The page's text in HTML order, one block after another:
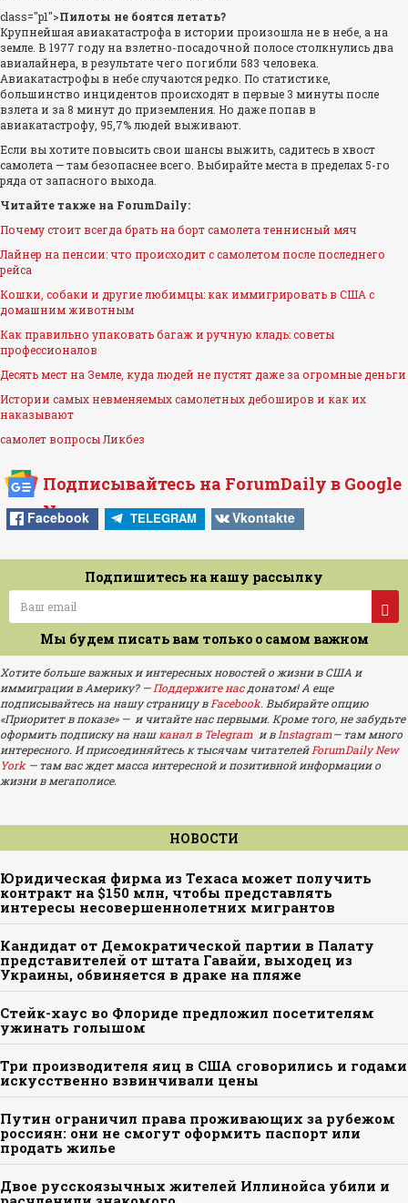
class="p1">Пилоты не боятся летать?
Крупнейшая авиакатастрофа в истории произошла не в небе, а на
земле. В 1977 году на взлетно-посадочной полосе столкнулись два
авиалайнера, в результате чего погибли 583 человека.
Авиакатастрофы в небе случаются редко. По статистике,
большинство инцидентов происходят в первые 3 минуты после
взлета и за 8 минут до приземления. Но даже попав в
авиакатастрофу, 95,7% людей выживают.
Если вы хотите повысить свои шансы выжить, садитесь в хвост
самолета — там безопаснее всего. Выбирайте места в пределах 5-го
ряда от запасного выхода.
Читайте также на ForumDaily:
Почему стоит всегда брать на борт самолета теннисный мяч
Лайнер на пенсии: что происходит с самолетом после последнего
рейса
Кошки, собаки и другие любимцы: как иммигрировать в США с
домашним животным
Как правильно упаковать багаж и ручную кладь: советы
профессионалов
Десять мест на Земле, куда людей не пустят даже за огромные деньги
Истории самых невменяемых самолетных дебоширов и как их
наказывают
самолетвопросы Ликбез
Подписывайтесь на ForumDaily в Google
News
Facebook TELEGRAM Vkontakte
Подпишитесь на нашу рассылку
Мы будем писать вам только о самом важном
Хотите больше важных и интересных новостей о жизни в США и
иммиграции в Америку? —Поддержите насдонатом! А еще
подписывайтесь на нашу страницу вFacebook. Выбирайте опцию
«Приоритет в показе» — и читайте нас первыми. Кроме того, не забудьте
оформить подписку на наш канал в Telegram и вInstagram— там много
интересного. И присоединяйтесь к тысячам читателейForumDaily New
York— там вас ждет масса интересной и позитивной информации о
жизни в мегаполисе.
НОВОСТИ
Юридическая фирма из Техаса может получить
контракт на $150 млн, чтобы представлять
интересы несовершеннолетних мигрантов
Кандидат от Демократической партии в Палату
представителей от штата Гавайи, выходец из
Украины, обвиняется в драке на пляже
Стейк-хаус во Флориде предложил посетителям
ужинать голышом
Три производителя яиц в США сговорились и годами
искусственно взвинчивали цены
Путин ограничил права проживающих за рубежом
россиян: они не смогут оформить паспорт или
продать жилье
Двое русскоязычных жителей Иллинойса убили и